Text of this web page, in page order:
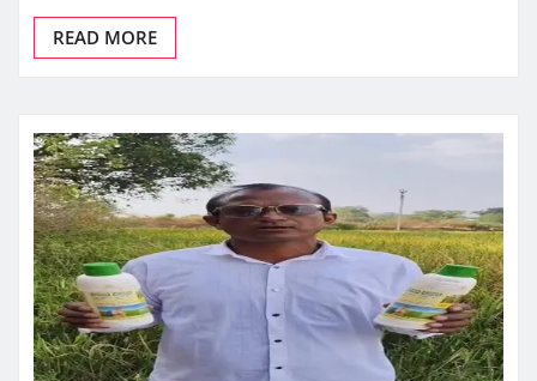
READ MORE